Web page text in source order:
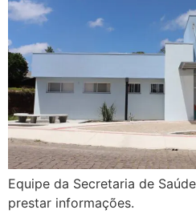
Equipe da Secretaria de
prestar informações.